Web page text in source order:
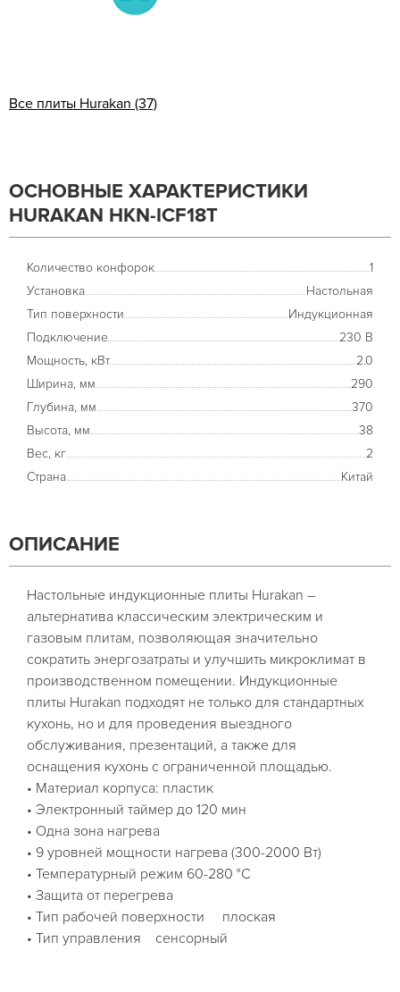
Все плиты Hurakan (37)
ОСНОВНЫЕ ХАРАКТЕРИСТИКИ
HURAKAN HKN-ICF18T
Количество конфорок
1
Установка
Настольная
Тип поверхности
Индукционная
Подключение
230 В
Мощность, кВт
2.0
Ширина, мм
290
Глубина, мм
370
Высота, мм
38
Вес, кг
2
Страна
Китай
ОПИСАНИЕ
Настольные индукционные плиты Hurakan –
альтернатива классическим электрическим и
газовым плитам, позволяющая значительно
сократить энергозатраты и улучшить микроклимат в
производственном помещении. Индукционные
плиты Hurakan подходят не только для стандартных
кухонь, но и для проведения выездного
обслуживания, презентаций, а также для
оснащения кухонь с ограниченной площадью.
• Материал корпуса: пластик
• Электронный таймер до 120 мин
• Одна зона нагрева
• 9 уровней мощности нагрева (300-2000 Вт)
• Температурный режим 60-280 °С
• Защита от перегрева
• Тип рабочей поверхности плоская
• Тип управления сенсорный